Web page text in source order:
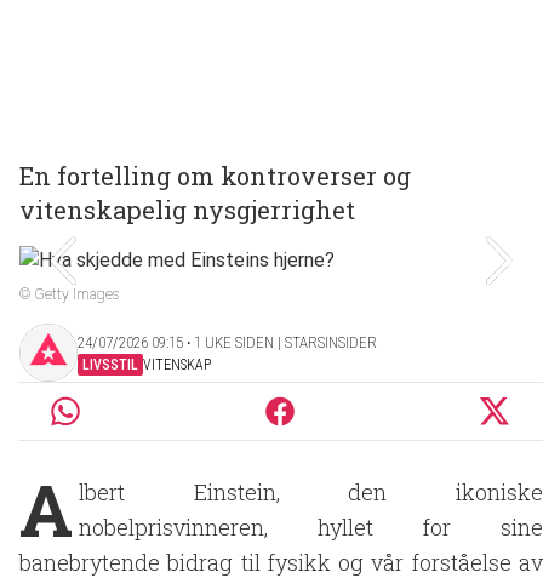
En fortelling om kontroverser og
vitenskapelig nysgjerrighet
© Getty Images
24/07/2026 09:15 ‧ 1 UKE SIDEN | STARSINSIDER
LIVSSTIL VITENSKAP
A lbert Einstein, den ikoniske
nobelprisvinneren, hyllet for sine
banebrytende bidrag til fysikk og vår forståelse av